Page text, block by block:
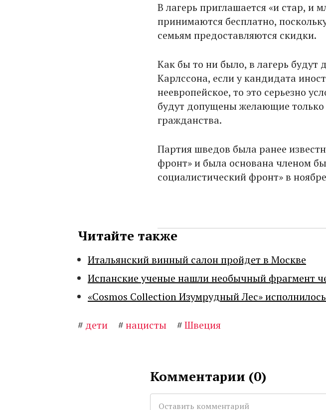
В лагерь приглашается «и стар, и
принимаются бесплатно,
семьям предоставляются скидки.
Как бы то ни было, в лагерь будут
Карлссона, если у кандидата
неевропейское, то это серьезно
будут допущены желающие
гражданства.
Партия шведов была ранее
фронт» и была основана членом
социалистический фронт» в
Читайте также
Итальянский винный салон пройдет в Москве
Испанские ученые нашли необычный фрагмент
«Cosmos Collection Изумрудный Лес» исполнилось
# дети #нацисты #Швеция
Комментарии (0)